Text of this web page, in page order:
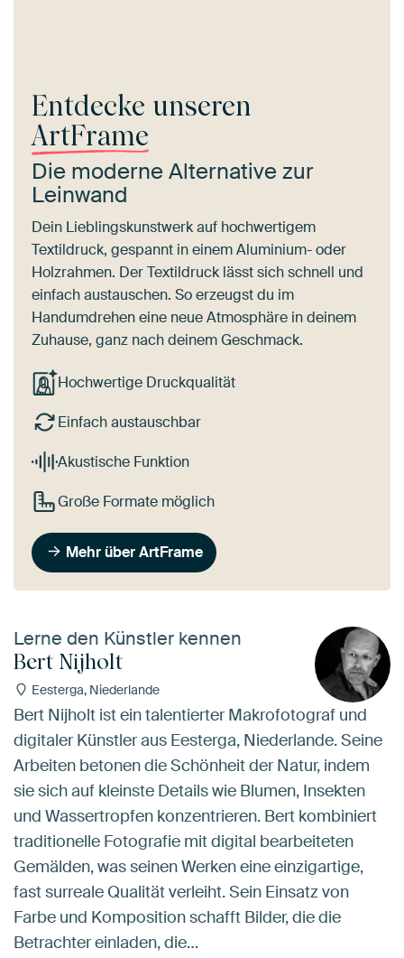
Entdecke unseren
ArtFrame
Die moderne Alternative zur
Leinwand
Dein Lieblingskunstwerk auf hochwertigem
Textildruck, gespannt in einem Aluminium- oder
Holzrahmen. Der Textildruck lässt sich schnell und
einfach austauschen. So erzeugst du im
Handumdrehen eine neue Atmosphäre in deinem
Zuhause, ganz nach deinem Geschmack.
Hochwertige Druckqualität
Einfach austauschbar
Akustische Funktion
Große Formate möglich
Mehr über ArtFrame
Lerne den Künstler kennen
Bert Nijholt
Eesterga, Niederlande
Bert Nijholt ist ein talentierter Makrofotograf und
digitaler Künstler aus Eesterga, Niederlande. Seine
Arbeiten betonen die Schönheit der Natur, indem
sie sich auf kleinste Details wie Blumen, Insekten
und Wassertropfen konzentrieren. Bert kombiniert
traditionelle Fotografie mit digital bearbeiteten
Gemälden, was seinen Werken eine einzigartige,
fast surreale Qualität verleiht. Sein Einsatz von
Farbe und Komposition schafft Bilder, die die
Betrachter einladen, die…